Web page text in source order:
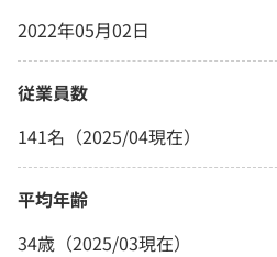
2022年05月02日
従業員数
141名（2025/04現在）
平均年齢
34歳（2025/03現在）